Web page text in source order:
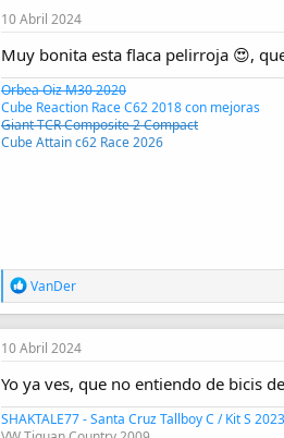
c
o
n
e
s
:
10 Abril 2024
Muy bonita esta flaca pelirroja 😍,
Orbea Oiz M30 2020
Cube Reaction Race C62 2018 con mejoras
Giant TCR Composite 2 Compact
Cube Attain c62 Race 2026
R
e
a
c
o
n
e
VanDer
10 Abril 2024
Yo ya ves, que no entiendo de bicis
SHAKTALE77 - Santa Cruz Tallboy C / Kit S 2023